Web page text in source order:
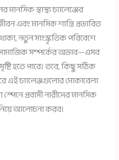
মানসিক স্বাস্থ্য চ্যালেঞ্জের
এবং মানসিক শান্তি প্রভাবিত
নতুন সাংস্কৃতিক পরিবেশে
সামাজিক সম্পর্কের অভাব—এসব
হতে পারে। তবে, কিছু সঠিক
চ্যালেঞ্জগুলোর মোকাবেলা
প্রবাসী নারীদের মানসিক
নিয়ে আলোচনা করব।